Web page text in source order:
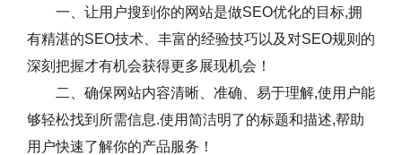
一、让用户搜到你的网站是做SEO优化的目标,拥
有精湛的SEO技术、丰富的经验技巧以及对SEO规则的
深刻把握才有机会获得更多展现机会！
二、确保网站内容清晰、准确、易于理解,使用户能
够轻松找到所需信息.使用简洁明了的标题和描述,帮助
用户快速了解你的产品服务！